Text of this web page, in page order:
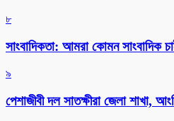
৮
সাংবাদিকতা: আমরা কোমন সাংবাদিক
৯
পেশাজীবী দল সাতক্ষীরা জেলা শাখা,